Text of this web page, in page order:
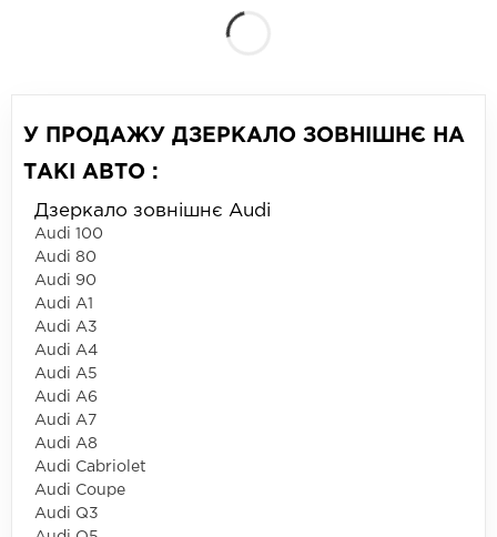
У ПРОДАЖУ ДЗЕРКАЛО ЗОВНІШНЄ НА
ТАКІ АВТО :
Дзеркало зовнішнє Audi
Audi 100
Audi 80
Audi 90
Audi A1
Audi A3
Audi A4
Audi A5
Audi A6
Audi A7
Audi A8
Audi Cabriolet
Audi Coupe
Audi Q3